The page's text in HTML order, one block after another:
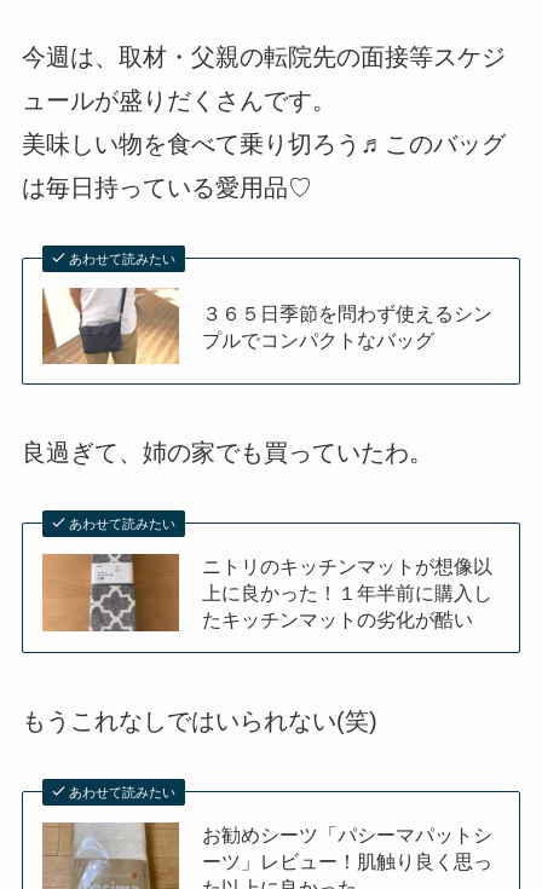
今週は、取材・父親の転院先の面接等スケジ
ュールが盛りだくさんです。
美味しい物を食べて乗り切ろう♬このバッグ
は毎日持っている愛用品♡
あわせて読みたい
３６５日季節を問わず使えるシン
プルでコンパクトなバッグ
良過ぎて、姉の家でも買っていたわ。
あわせて読みたい
ニトリのキッチンマットが想像以
上に良かった！１年半前に購入し
たキッチンマットの劣化が酷い
もうこれなしではいられない(笑)
あわせて読みたい
お勧めシーツ「パシーマパットシ
ーツ」レビュー！肌触り良く思っ